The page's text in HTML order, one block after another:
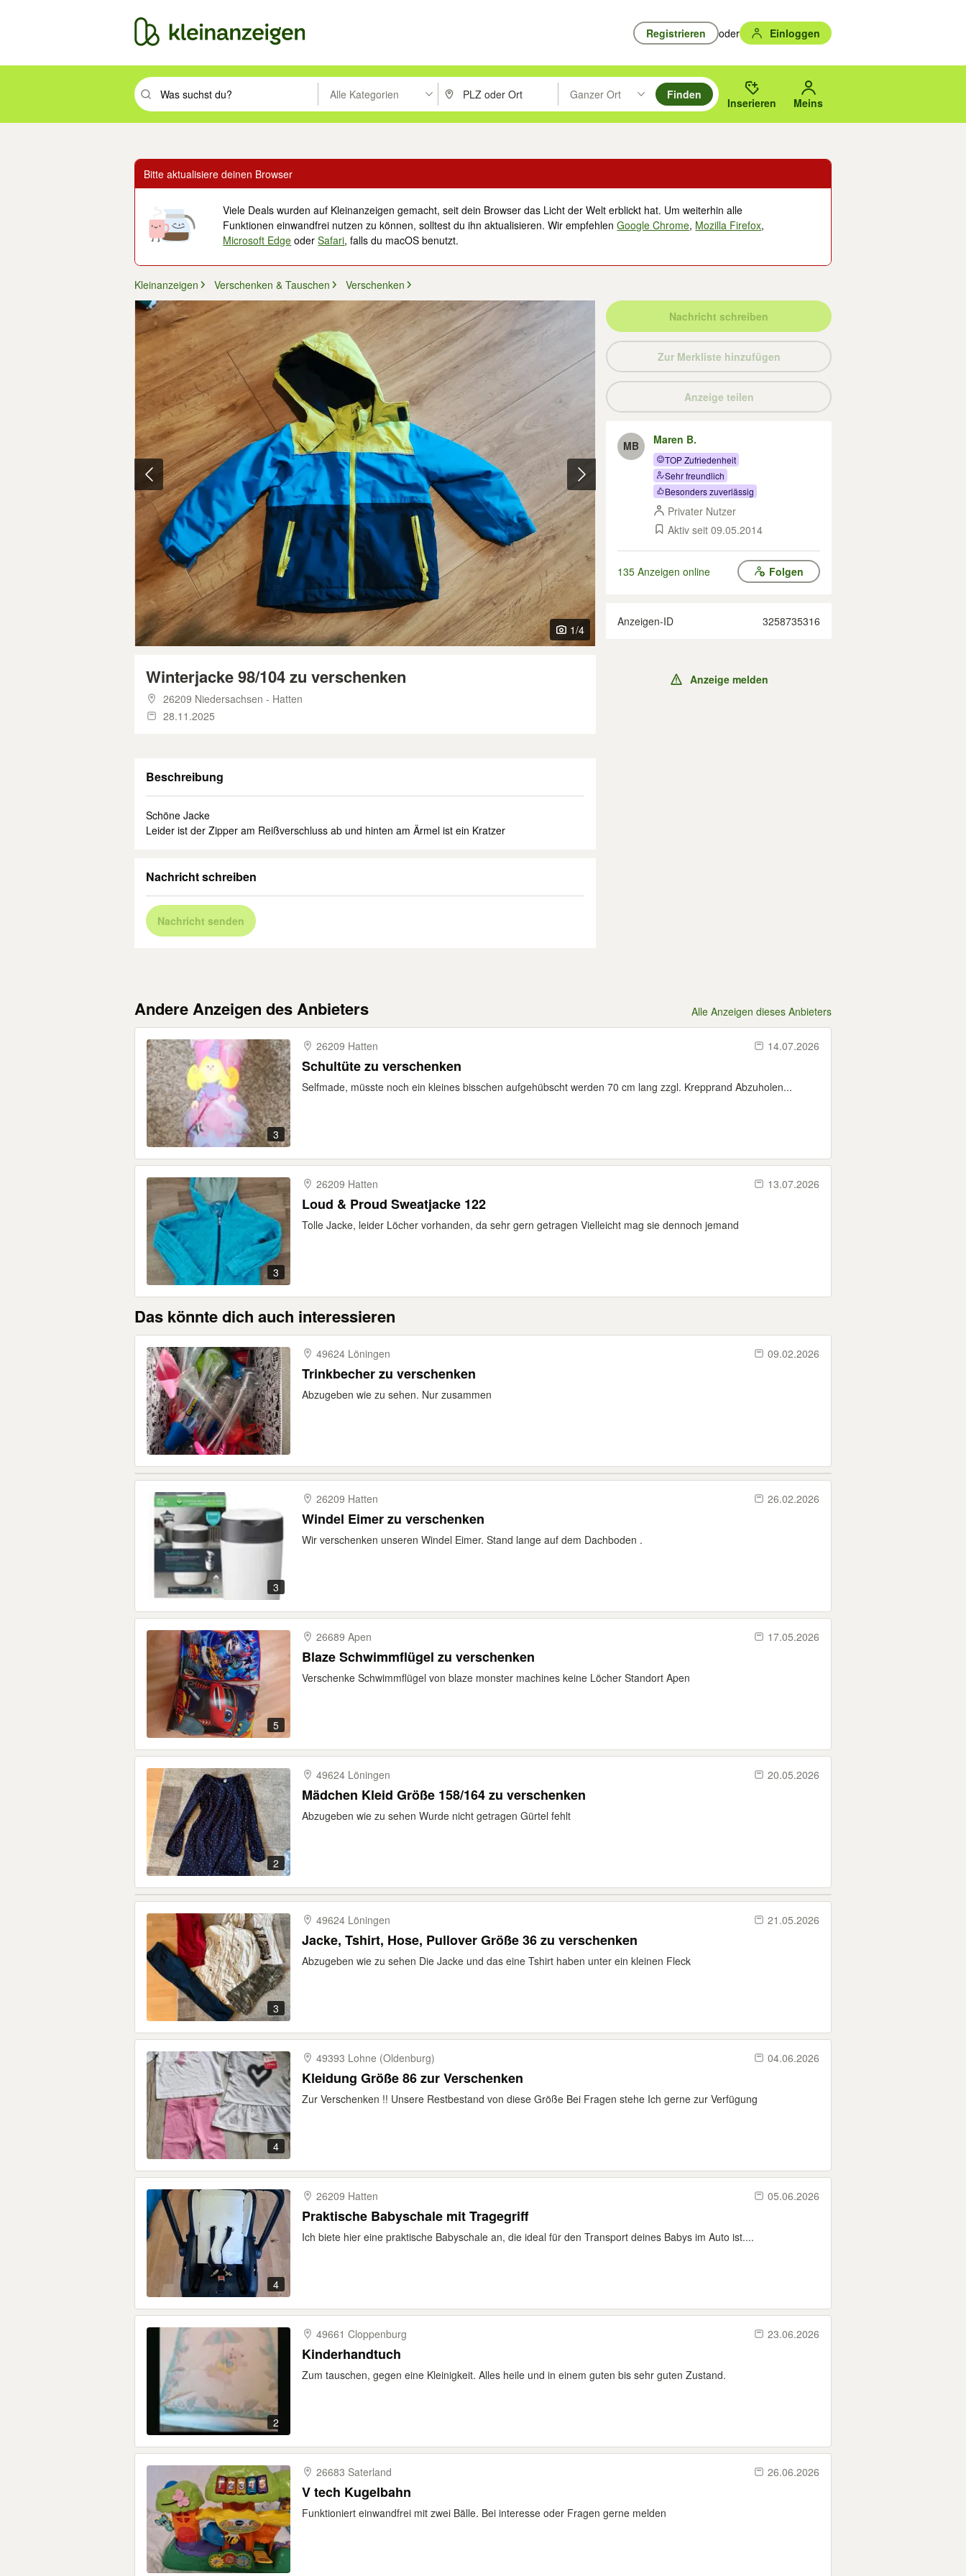
Registrieren oder Einloggen
Suchbegriff eingeben. Eingabetaste drücken um zu suchen, oder Vorschläge mit den Pfeiltasten nach oben/unten durchsuchen und mit Eingabetaste auswählen.
Alle Kategorien PLZ oder Ort eingeben. Eingabetaste drücken um zu suchen, oder Vorschläge mit den Pfeiltasten nach oben/
Ganzer Ort
Suche im Umkreis des gewählten Orts oder PLZ.
Finden
Inserieren Meins
Bitte aktualisiere deinen Browser
Viele Deals wurden auf Kleinanzeigen gemacht, seit dein Browser das Licht der Welt erblickt hat. Um weiterhin alle
Funktionen einwandfrei nutzen zu können, solltest du ihn aktualisieren. Wir empfehlenGoogle Chrome, Mozilla Firefox,
Microsoft Edge oderSafari, falls du macOS benutzt.
Kleinanzeigen Verschenken & Tauschen Verschenken
1/4
Winterjacke 98/104 zu verschenken
26209 Niedersachsen - Hatten
28.11.2025
Beschreibung
Schöne Jacke
Leider ist der Zipper am Reißverschluss ab und hinten am Ärmel ist ein Kratzer
Nachricht schreiben
Nachricht senden
Nachricht schreiben
Zur Merkliste hinzufügen
Anzeige teilen
MB Maren B.
TOP Zufriedenheit
Sehr freundlich
Besonders zuverlässig
Privater Nutzer
Aktiv seit 09.05.2014
135 Anzeigen online Folgen
Anzeigen-ID 3258735316
Anzeige melden
Andere Anzeigen des Anbieters Alle Anzeigen dieses Anbieters
3
26209 Hatten 14.07.2026
Schultüte zu verschenken
Selfmade, müsste noch ein kleines bisschen aufgehübscht werden 70 cm lang zzgl. Krepprand Abzuholen...
3
26209 Hatten 13.07.2026
Loud & Proud Sweatjacke 122
Tolle Jacke, leider Löcher vorhanden, da sehr gern getragen Vielleicht mag sie dennoch jemand
Das könnte dich auch interessieren
49624 Löningen 09.02.2026
Trinkbecher zu verschenken
Abzugeben wie zu sehen. Nur zusammen
3
26209 Hatten 26.02.2026
Windel Eimer zu verschenken
Wir verschenken unseren Windel Eimer. Stand lange auf dem Dachboden .
5
26689 Apen 17.05.2026
Blaze Schwimmflügel zu verschenken
Verschenke Schwimmflügel von blaze monster machines keine Löcher Standort Apen
2
49624 Löningen 20.05.2026
Mädchen Kleid Größe 158/164 zu verschenken
Abzugeben wie zu sehen Wurde nicht getragen Gürtel fehlt
3
49624 Löningen 21.05.2026
Jacke, Tshirt, Hose, Pullover Größe 36 zu verschenken
Abzugeben wie zu sehen Die Jacke und das eine Tshirt haben unter ein kleinen Fleck
4
49393 Lohne (Oldenburg) 04.06.2026
Kleidung Größe 86 zur Verschenken
Zur Verschenken !! Unsere Restbestand von diese Größe Bei Fragen stehe Ich gerne zur Verfügung
4
26209 Hatten 05.06.2026
Praktische Babyschale mit Tragegriff
Ich biete hier eine praktische Babyschale an, die ideal für den Transport deines Babys im Auto ist....
2
49661 Cloppenburg 23.06.2026
Kinderhandtuch
Zum tauschen, gegen eine Kleinigkeit. Alles heile und in einem guten bis sehr guten Zustand.
26683 Saterland 26.06.2026
V tech Kugelbahn
Funktioniert einwandfrei mit zwei Bälle. Bei interesse oder Fragen gerne melden